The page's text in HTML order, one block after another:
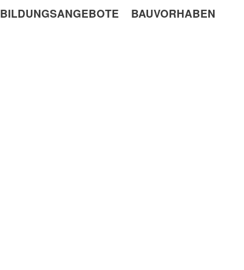
BILDUNGSANGEBOTE BAUVORHABEN